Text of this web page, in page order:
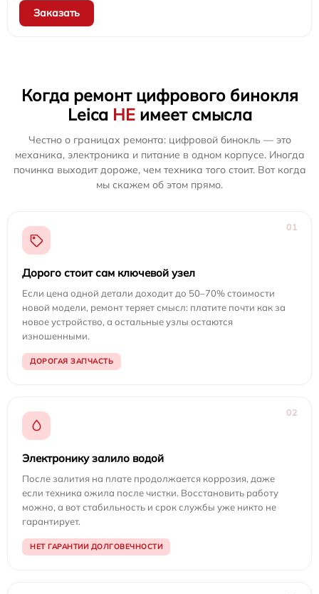
Заказать
Когда ремонт цифрового бинокля
Leica НЕимеет смысла
Честно о границах ремонта: цифровой бинокль — это
механика, электроника и питание в одном корпусе. Иногда
починка выходит дороже, чем техника того стоит. Вот когда
мы скажем об этом прямо.
01
Дорого стоит сам ключевой узел
Если цена одной детали доходит до 50–70% стоимости
новой модели, ремонт теряет смысл: платите почти как за
новое устройство, а остальные узлы остаются
изношенными.
ДОРОГАЯ ЗАПЧАСТЬ
02
Электронику залило водой
После залития на плате продолжается коррозия, даже
если техника ожила после чистки. Восстановить работу
можно, а вот стабильность и срок службы уже никто не
гарантирует.
НЕТ ГАРАНТИИ ДОЛГОВЕЧНОСТИ